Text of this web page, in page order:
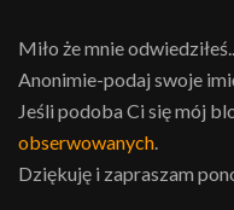
Miło że mnie
Anonimie-podaj swoje
Jeśli podoba Ci się mój
obserwowanych.
Dziękuję i zapraszam